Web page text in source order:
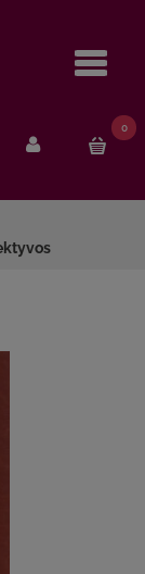
0